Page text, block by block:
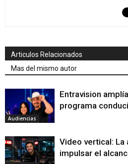
Articulos Relacionados
Mas del mismo autor
Audiencias
Entravision
programa
Video vertical: La
impulsar el